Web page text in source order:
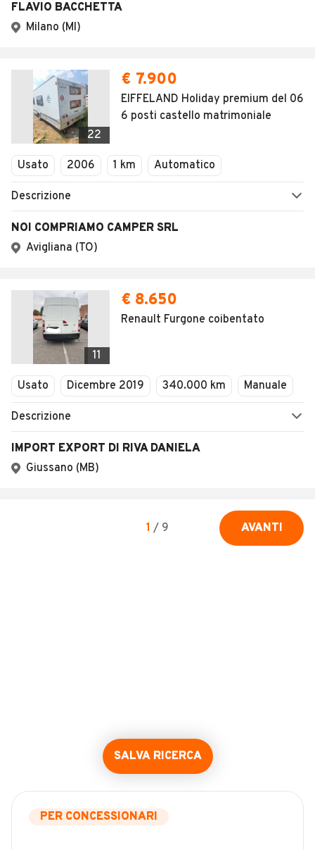
FLAVIO BACCHETTA
Milano (MI)
22
€ 7.900
EIFFELAND Holiday premium del 06
6 posti castello matrimoniale
Usato 2006 1 km Automatico
Descrizione
NOI COMPRIAMO CAMPER SRL
Avigliana (TO)
11
€ 8.650
Renault Furgone coibentato
Usato Dicembre 2019 340.000 km Manuale
Descrizione
IMPORT EXPORT DI RIVA DANIELA
Giussano (MB)
1 / 9 AVANTI
SALVA RICERCA
PER CONCESSIONARI